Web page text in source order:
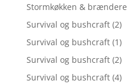
Stormkøkken & brændere
Survival og bushcraft (2)
Survival og bushcraft (1)
Survival og bushcraft (2)
Survival og bushcraft (4)